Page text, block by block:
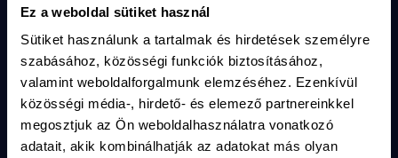
Ez a weboldal sütiket használ
Sütiket használunk a tartalmak és hirdetések személyre
szabásához, közösségi funkciók biztosításához,
valamint weboldalforgalmunk elemzéséhez. Ezenkívül
közösségi média-, hirdető- és elemező partnereinkkel
megosztjuk az Ön weboldalhasználatra vonatkozó
adatait, akik kombinálhatják az adatokat más olyan
A megadott paraméterekkel nincs egy találat sem.
Irányítószám
Település